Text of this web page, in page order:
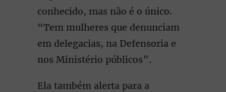
conhecido, mas não é o único.
“Tem mulheres que denunciam
em delegacias, na Defensoria e
nos Ministério públicos”.
Ela também alerta para a